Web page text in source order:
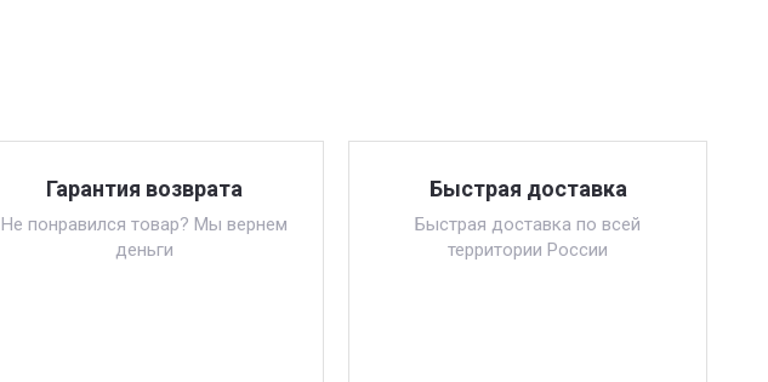
Гарантия возврата
Не понравился товар? Мы вернем
деньги
Быстрая доставка
Быстрая доставка по всей
территории России